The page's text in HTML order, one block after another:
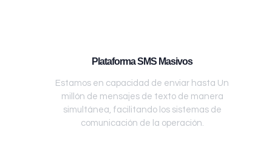
Plataforma SMS Masivos
Estamos en capacidad de enviar hasta Un
millón de mensajes de texto de manera
simultánea, facilitando los sistemas de
comunicación de la operación.